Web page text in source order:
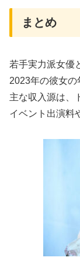
まとめ
若手実力派女優
2023年の彼女の
主な収入源は、
イベント出演料